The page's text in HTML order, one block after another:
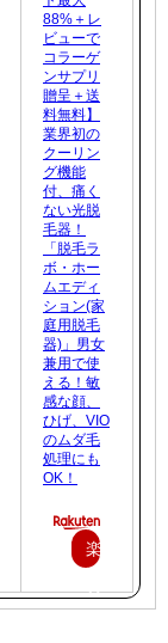
88%＋レ
ビューで
コラーゲ
ンサプリ
贈呈＋送
料無料】
業界初の
クーリン
グ機能
付、痛く
ない光脱
毛器！
「脱毛ラ
ボ・ホー
ムエディ
ション(家
庭用脱毛
器)」男女
兼用で使
える！敏
感な顔、
ひげ、VIO
のムダ毛
処理にも
OK！
楽